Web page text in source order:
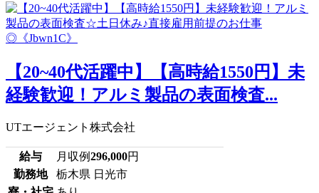
【20~40代活躍中】【高時給1550円】未
経験歓迎！アルミ製品の表面検査...
UTエージェント株式会社
給与 月収例296,000円
勤務地
栃木県 日光市